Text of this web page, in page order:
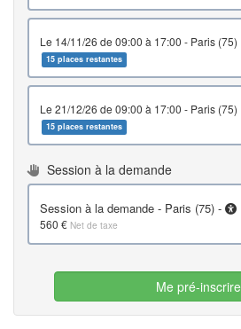
le 14/11/26 de 09:00 à 17:00 - Paris (75)
15 places restantes
le 21/12/26 de 09:00 à 17:00 - Paris (75)
15 places restantes
Session à la demande
Session à la demande - Paris (75) -
560 € Net de taxe
Me pré-inscrire